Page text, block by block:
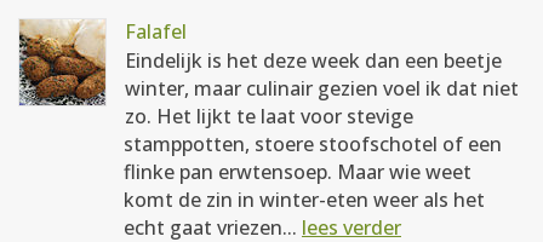
Falafel
Eindelijk is het deze week dan een beetje
winter, maar culinair gezien voel ik dat niet
zo. Het lijkt te laat voor stevige
stamppotten, stoere stoofschotel of een
flinke pan erwtensoep. Maar wie weet
komt de zin in winter-eten weer als het
echt gaat vriezen... lees verder